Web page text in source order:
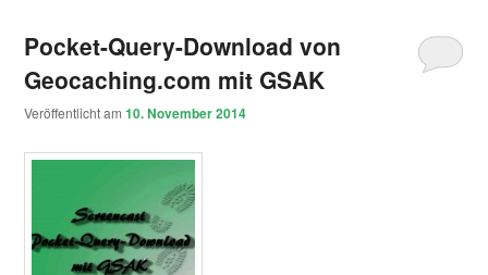
Pocket-Query-Download von
Geocaching.com mit GSAK
Veröffentlicht am10. November 2014